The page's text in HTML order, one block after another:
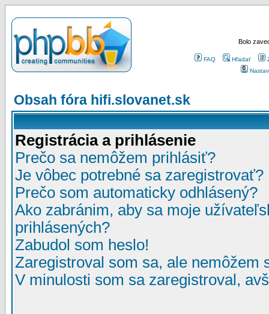
Bolo
FAQ Hľadať
Obsah fóra hifi.slovanet.sk
Registrácia a prihlásenie
Prečo sa nemôžem prihlásiť?
Je vôbec potrebné sa zaregistrovať?
Prečo som automaticky odhlásený?
Ako zabránim, aby sa moje
prihlásených?
Zabudol som heslo!
Zaregistroval som sa, ale nemôžem
V minulosti som sa zaregistroval,